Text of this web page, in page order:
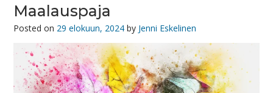
Maalauspaja
Posted on 29 elokuun, 2024 by Jenni Eskelinen